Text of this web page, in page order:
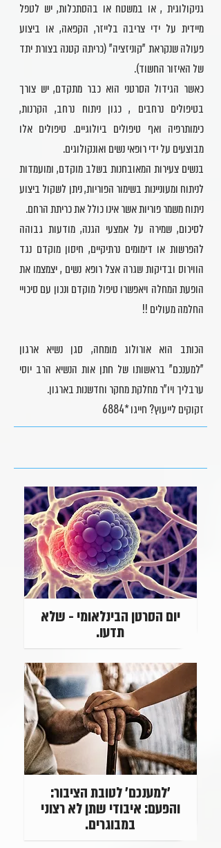
גניקולוגית , או במשטח או בהסתכלות, יש לטפל
מיידית על ידי צריבה בלייזר, הקפאה, או ביצוע
פעולה שנקראת "קוניזציה" (כריתה קטנה בצורת יתד
של האיזור החשוד).
כאשר הגידול הסרטני הוא כבר מתקדם, יש צורך
בטיפולים נרחבים , כגון ניתוח נרחב, הקרנות,
כימותרפיה ואף טיפולים ביולוגיים. טיפולים אלו
מבוצעים על ידי רופאי נשים ואונקולוגים.
בנשים צעירות המאובחנות בשלב מוקדם, ומועמדות
לניתוח ומעוניינות בשימור הפוריות, ניתן לשקול ביצוע
ניתוח משמר פוריות אשר אינו כולל את כריתת הרחם.
לסיכום, שמירה על אמצעי הגנה, מודעות גבוהה
להפרשות או דימומים נרתיקיים, חיסון מוקדם נגד
הווירוס ובדיקות שגרה אצל רופא נשים , יצמצמו את
הופעת המחלה ויאפשרו טיפול מוקדם ונכון עם סיכויי
החלמה מעולים !!
הכותב הוא אורולוג מומחה, סגן נשיא ארגון
"למענכם" בראשותו של חתן אות הנשיא הרב יוסי
ערבליך ויו"ר מחלקת מחקר וחדשנות בארגון.
זקוקים לייעוץ? חייגו*6884
יום הסרטן הבינלאומי - שלא
תדעו.
'למענכם' לטובת הציבור:
והפעם: איבודי שתן לא רצוני
במבוגרים.